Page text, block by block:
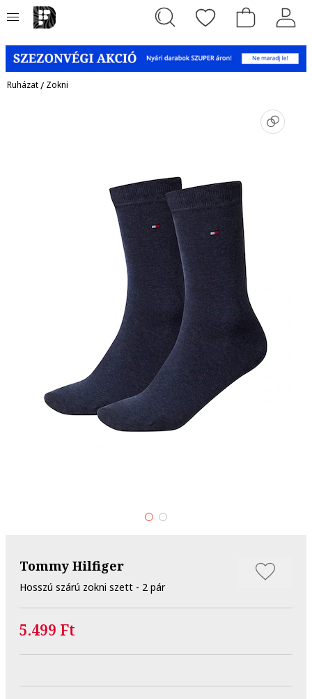
Ruházat/ Zokni
Tommy Hilfiger
Hosszú szárú zokni szett - 2 pár
5.499 Ft